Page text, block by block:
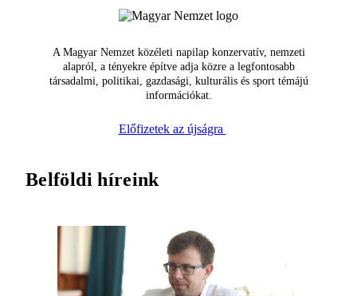
A Magyar Nemzet közéleti napilap konzervatív, nemzeti
alapról, a tényekre építve adja közre a legfontosabb
társadalmi, politikai, gazdasági, kulturális és sport témájú
információkat.
Előfizetek az újságra
Belföldi híreink